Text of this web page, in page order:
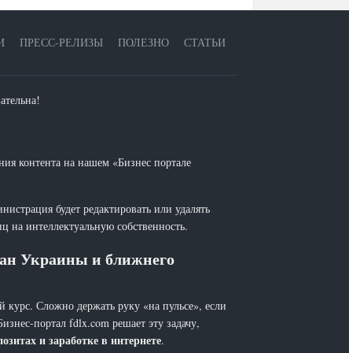
ПРЕСС-РЕЛИЗЫ ПОЛЕЗНО СТАТЬИ
контента на нашем «Бизнес портале
будет редактировать или удалять
интеллектуальную собственность.
Украины и ближнего
Сложно держать руку «на пульсе», если
портал fdlx.com решает эту задачу,
и заработке в интернете.